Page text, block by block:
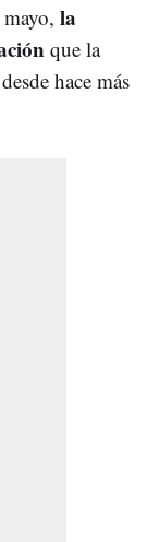
la
que la
hace más